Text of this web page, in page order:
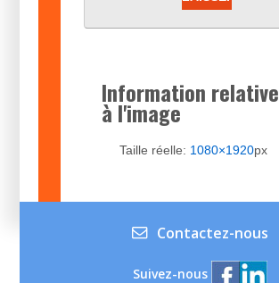
Information relative
à l'image
Taille réelle: 1080×1920px
Contactez-nous
Suivez-nous